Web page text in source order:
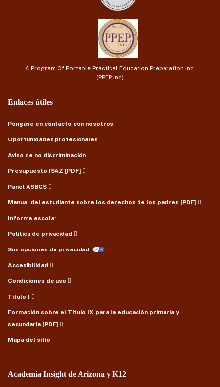
A Program Of Portable Practical Education Preparation Inc.
(PPEP Inc)
Enlaces útiles
Póngase en contacto con nosotros
Oportunidades profesionales
Aviso de no discriminación
Presupuesto ISAZ [PDF]
Panel ASBCS
Manual del estudiante sobre los derechos de los padres [PDF]
Informe escolar
Política de privacidad
Sus opciones de privacidad
Accesibilidad
Condiciones de uso
Título 1
Formación sobre el Título IX para la educación primaria y
secundaria [PDF]
Mapa del sitio
Academia Insight de Arizona y K12